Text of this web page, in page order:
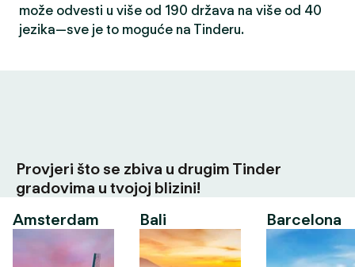
može odvesti u više od 190 država na više od 40
jezika—sve je to moguće na Tinderu.
Provjeri što se zbiva u drugim Tinder
gradovima u tvojoj blizini!
Amsterdam
Bali Barcelona